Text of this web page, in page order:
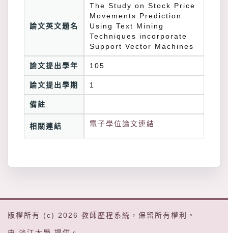
論文英文題名
The Study on Stock Price
Movements Prediction
Using Text Mining
Techniques incorporate
Support Vector Machines
論文提出學年 105
論文提出學期 1
備註
相關連結 電子學位論文連結
版權所有 (c) 2026 教師歷程系統 ，保留所有權利。